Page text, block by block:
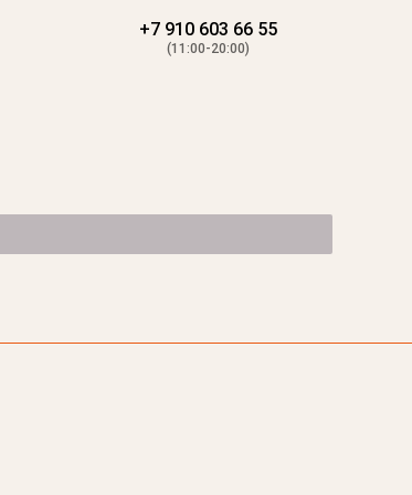
+7 910 603 66 55
(11:00-20:00)